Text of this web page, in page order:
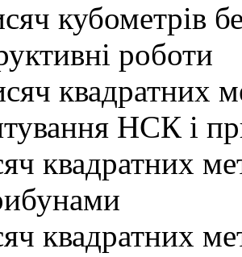
кубометрів
роботи
квадратних
НСК і
квадратних
квадратних